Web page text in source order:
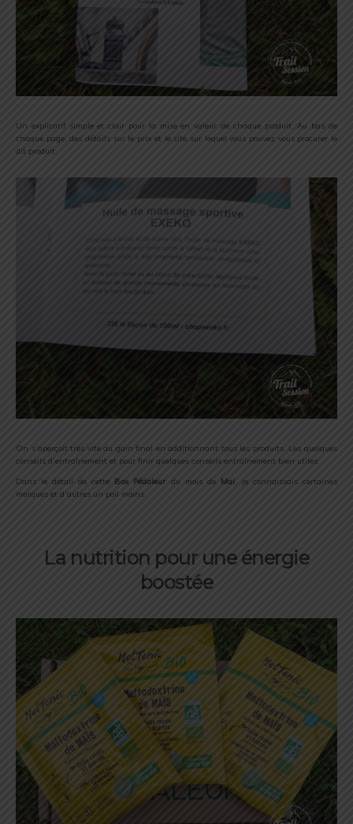
Un explicatif simple et clair pour la mise en valeur de chaque produit. Au bas de
chaque page, des détails sur le prix et le site sur lequel vous pouvez vous procurer le
dit produit.
On s’aperçoit très vite du gain final en additionnant tous les produits. Les quelques
conseils d’entraînement et pour finir quelques conseils entraînement bien utiles.
Dans le détail de cette Box Pédaleur du mois de Mai, je connaissais certaines
marques et d’autres un poil moins.
La nutrition pour une énergie
boostée